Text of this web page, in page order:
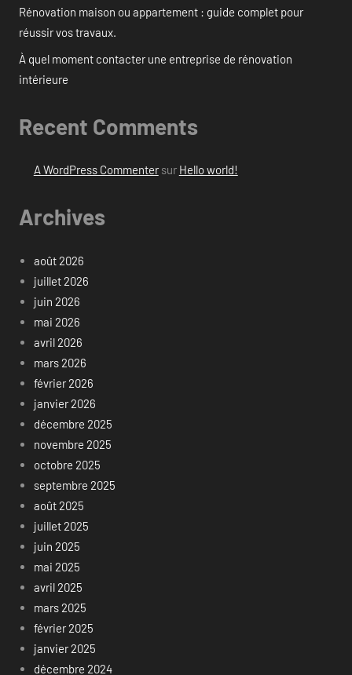
Rénovation maison ou appartement : guide complet pour
réussir vos travaux.
À quel moment contacter une entreprise de rénovation
intérieure
Recent Comments
A WordPress Commentersur Hello world!
Archives
août 2026
juillet 2026
juin 2026
mai 2026
avril 2026
mars 2026
février 2026
janvier 2026
décembre 2025
novembre 2025
octobre 2025
septembre 2025
août 2025
juillet 2025
juin 2025
mai 2025
avril 2025
mars 2025
février 2025
janvier 2025
décembre 2024